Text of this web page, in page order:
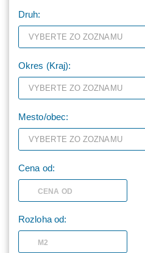
Druh:
VYBERTE ZO ZOZNAMU
Okres (Kraj):
VYBERTE ZO ZOZNAMU
Mesto/obec:
VYBERTE ZO ZOZNAMU
Cena od:
Rozloha od: